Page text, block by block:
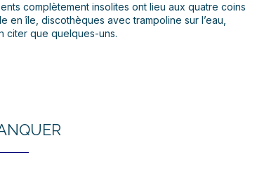
complètement insolites ont lieu aux quatre coins
en île, discothèques avec trampoline sur l’eau,
citer que quelques-uns.